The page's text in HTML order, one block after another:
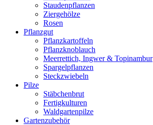
Staudenpflanzen
Ziergehölze
Rosen
Pflanzgut
Pflanzkartoffeln
Pflanzknoblauch
Meerrettich, Ingwer & Topinambur
Spargelpflanzen
Steckzwiebeln
Pilze
Stäbchenbrut
Fertigkulturen
Waldgartenpilze
Gartenzubehör